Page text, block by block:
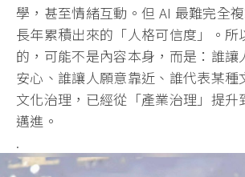
學，甚至情緒互動。但 AI 最難完全
長年累積出來的「人格可信度」。所
的，可能不是內容本身，而是：誰讓
安心、誰讓人願意靠近、誰代表某種
文化治理，已經從「產業治理」提升
邁進。
.